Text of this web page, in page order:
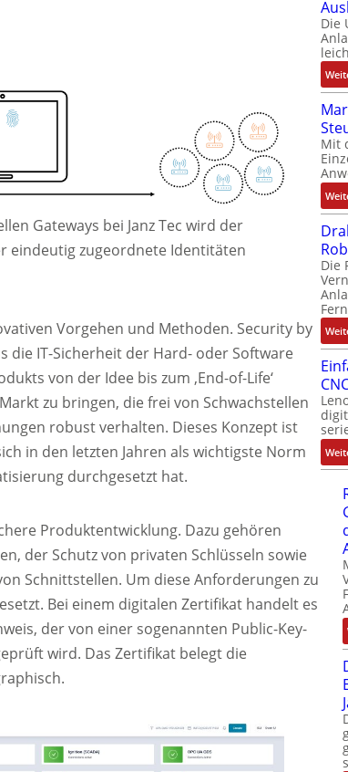
Gateways bei Janz Tec wird der
eindeutig zugeordnete Identitäten
Vorgehen und Methoden. Security by
die IT-Sicherheit der Hard- oder Software
von der Idee bis zum ‚End-of-Life‘
zu bringen, die frei von Schwachstellen
robust verhalten. Dieses Konzept ist
in den letzten Jahren als wichtigste Norm
durchgesetzt hat.
Produktentwicklung. Dazu gehören
der Schutz von privaten Schlüsseln sowie
Schnittstellen. Um diese Anforderungen zu
Bei einem digitalen Zertifikat handelt es
der von einer sogenannten Public-Key-
wird. Das Zertifikat belegt die
Die
Mit
Die